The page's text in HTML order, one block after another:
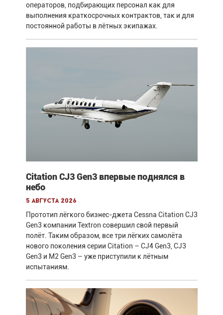
операторов, подбирающих персонал как для
выполнения краткосрочных контрактов, так и для
постоянной работы в лётных экипажах.
Citation CJ3 Gen3 впервые поднялся в
небо
5 августа 2026
Прототип лёгкого бизнес-джета Cessna Citation CJ3
Gen3 компании Textron совершил свой первый
полёт. Таким образом, все три лёгких самолёта
нового поколения серии Citation – CJ4 Gen3, CJ3
Gen3 и M2 Gen3 – уже приступили к лётным
испытаниям.